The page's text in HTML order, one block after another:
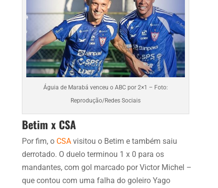
Águia de Marabá venceu o ABC por 2×1 – Foto:
Reprodução/Redes Sociais
Betim x CSA
Por fim, o CSAvisitou o Betim e também saiu
derrotado. O duelo terminou 1 x 0 para os
mandantes, com gol marcado por Victor Michel –
que contou com uma falha do goleiro Yago